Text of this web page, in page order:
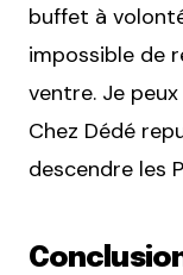
buffet à
impossible de
ventre. Je
Chez Dédé
descendre les